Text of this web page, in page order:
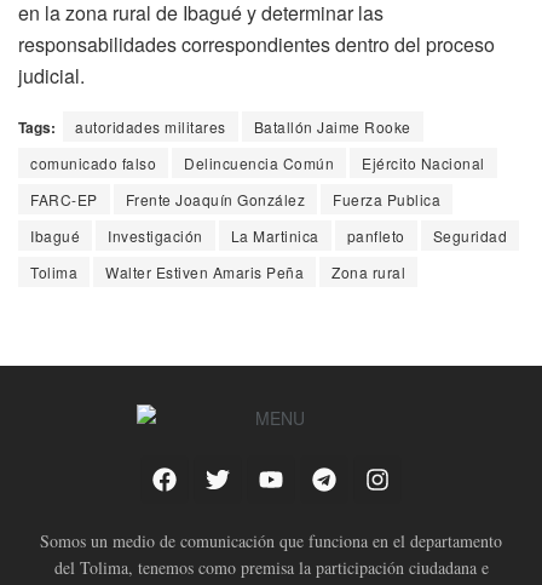
en la zona rural de Ibagué y determinar las
responsabilidades correspondientes dentro del proceso
judicial.
Tags: autoridades militares
Batallón Jaime Rooke
comunicado falso
Delincuencia Común
Ejército Nacional
FARC-EP
Frente Joaquín González
Fuerza Publica
Ibagué
Investigación La Martinica panfleto
Seguridad
Tolima
Walter Estiven Amaris Peña Zona rural
Somos un medio de comunicación que funciona en el departamento
del Tolima, tenemos como premisa la participación ciudadana e